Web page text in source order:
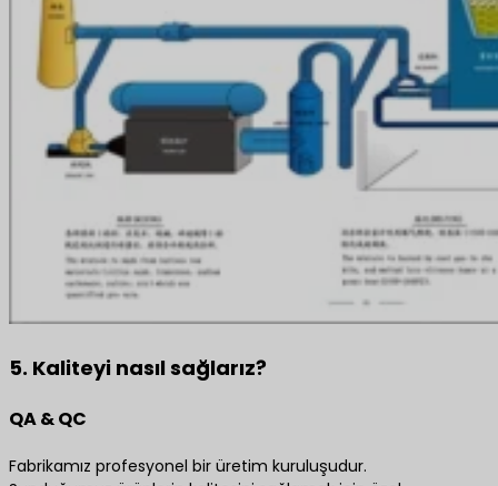
5. Kaliteyi nasıl sağlarız?
QA & QC
Fabrikamız profesyonel bir üretim kuruluşudur.